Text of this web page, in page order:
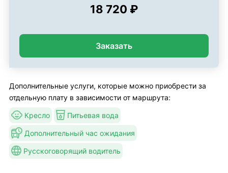
18 720 ₽
Заказать
Дополнительные услуги, которые можно приобрести за
отдельную плату в зависимости от маршрута:
Кресло Питьевая вода
Дополнительный час ожидания
Русскоговорящий водитель